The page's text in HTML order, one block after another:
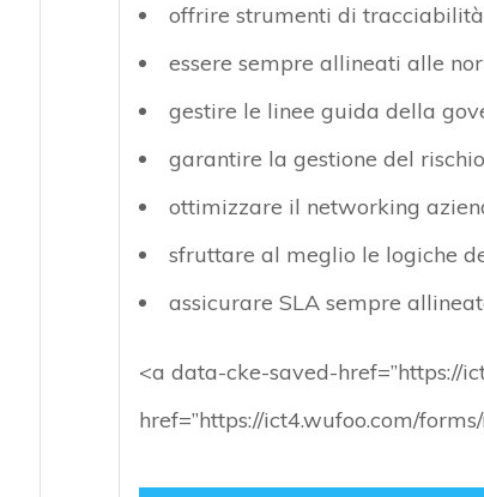
offrire strumenti di
essere sempre allineati alle
gestire le linee guida della
garantire la gestione del rischio
ottimizzare il networking
sfruttare al meglio le logiche
assicurare SLA sempre
<a data-cke-saved-href=”https://
href=”https://ict4.wufoo.com/